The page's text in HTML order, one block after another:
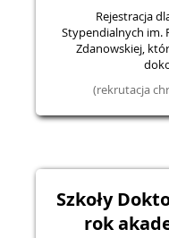
Rejestracja
Stypendialnych im.
Zdanowskiej,
(rekrutacja
Szkoły
rok